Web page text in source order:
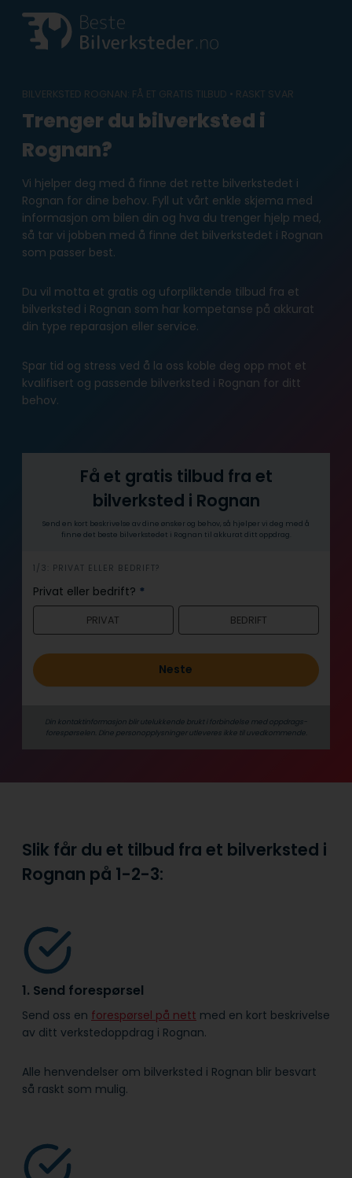
content
BILVERKSTED ROGNAN: FÅ ET GRATIS TILBUD • RASKT SVAR
Trenger du bilverksted i
Rognan?
Vi hjelper deg med å finne det rette bilverkstedet i
Rognan for dine behov. Fyll ut vårt enkle skjema med
informasjon om bilen din og hva du trenger hjelp med,
så tar vi jobben med å finne det bilverkstedet i Rognan
som passer best.
Du vil motta et gratis og uforpliktende tilbud fra et
bilverksted i Rognan som har kompetanse på akkurat
din type reparasjon eller service.
Spar tid og stress ved å la oss koble deg opp mot et
kvalifisert og passende bilverksted i Rognan for ditt
behov.
Få et gratis tilbud fra et
bilverksted i Rognan
Send en kort beskrivelse av dine ønsker og behov, så hjelper vi deg med å
finne det beste bilverkstedet i Rognan til akkurat ditt oppdrag.
h
e
r
1/3: PRIVAT ELLER BEDRIFT?
Privat eller bedrift? *
PRIVAT BEDRIFT
Neste
Din kontaktinformasjon blir utelukkende brukt i forbindelse med oppdrags­
forespørselen. Dine person­­opplysninger utleveres ikke til uvedkommende.
Slik får du et tilbud fra et bilverksted i
Rognan på 1-2-3:
1. Send forespørsel
Send oss en forespørsel på nett med en kort beskrivelse
av ditt verkstedoppdrag i Rognan.
Alle henvendelser om bilverksted i Rognan blir besvart
så raskt som mulig.